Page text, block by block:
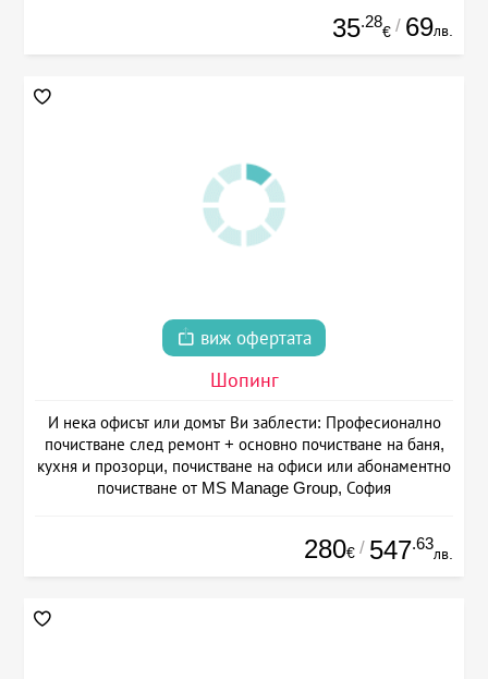
35.28
€ / 69лв.
виж офертата
Шопинг
И нека офисът или домът Ви заблести: Професионално
почистване след ремонт + основно почистване на баня,
кухня и прозорци, почистване на офиси или абонаментно
почистване от MS Manage Group, София
280€ / 547.63
лв.